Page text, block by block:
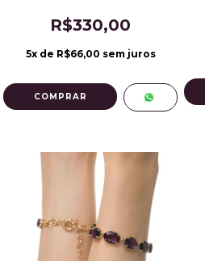
R$330,00
5x de R$66,00 sem juros
COMPRAR